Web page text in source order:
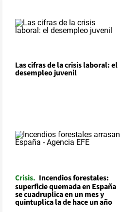
Las cifras de la crisis laboral: el
desempleo juvenil
Crisis
Incendios forestales:
superficie quemada en España
se cuadruplica en un mes y
quintuplica la de hace un año